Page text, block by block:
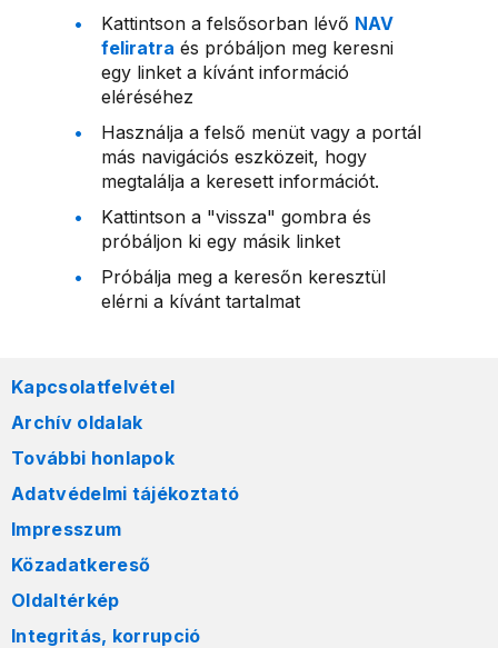
Kattintson a felsősorban lévő NAV
feliratra és próbáljon meg keresni
egy linket a kívánt információ
eléréséhez
Használja a felső menüt vagy a portál
más navigációs eszközeit, hogy
megtalálja a keresett információt.
Kattintson a "vissza" gombra és
próbáljon ki egy másik linket
Próbálja meg a keresőn keresztül
elérni a kívánt tartalmat
Kapcsolatfelvétel
Archív oldalak
További honlapok
Adatvédelmi tájékoztató
Impresszum
Közadatkereső
Oldaltérkép
Integritás, korrupció